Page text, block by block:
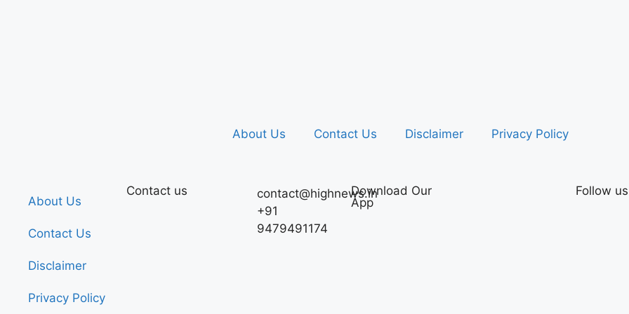
About Us Contact Us Disclaimer Privacy Policy
About Us
Contact Us
Disclaimer
Privacy Policy
Contact us
contact@highnews.in
+91
9479491174
Download Our
App
Follow